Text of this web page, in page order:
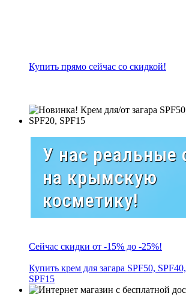
Купить прямо сейчас со скидкой!
У нас реальные
на крымскую
косметику!
Сейчас скидки от -15% до -25%!
Купить крем для загара SPF50,
SPF15